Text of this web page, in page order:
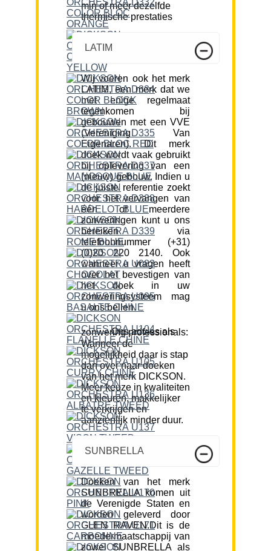
min of meer dezelfde
thermische prestaties
LATIM
Wij voeren ook het merk
LATIM, een merk dat we
met enige regelmaat
tegenkomen bij
gebouwen met een VVE
(Vereniging Van
Eigenaren). Dit merk
doek wordt vaak gebruikt
bij oplevering van een
(nieuw) gebouw. Indien u
de juiste referentie zoekt
voor het vervangen van
één of meerdere
zonweringen kunt u ons
bereiken via
telefoonnummer (+31)
(0)20 220 2140. Ook
wanneer u vragen heeft
over het bevestigen van
het doek in uw
zonweringsysteem mag
u ons bellen.
Ons advies als zonwering professionals:
Wanneer de
mogelijkheid daar is stap
dan over naar doeken
van het merk DICKSON.
Meer keuze in kwaliteiten
en kleuren, makkelijker
te verkrijgen en
aanzienlijk minder duur.
SUNBRELLA
Doeken van het merk
SUNBRELLA komen uit
de Verenigde Staten en
worden geleverd door
GLEN RAVEN.Dit is de
moedermaatschappij van
zowel SUNBRELLA als